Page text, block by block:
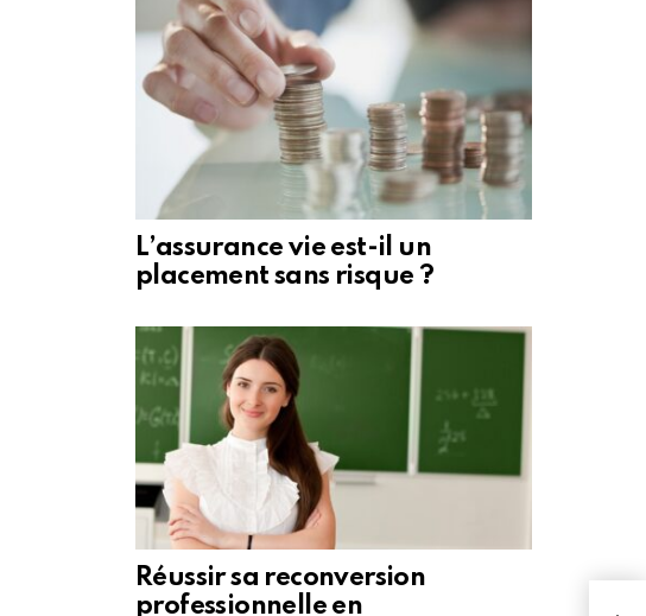
L’assurance vie est-il un
placement sans risque ?
Réussir sa reconversion
professionnelle en